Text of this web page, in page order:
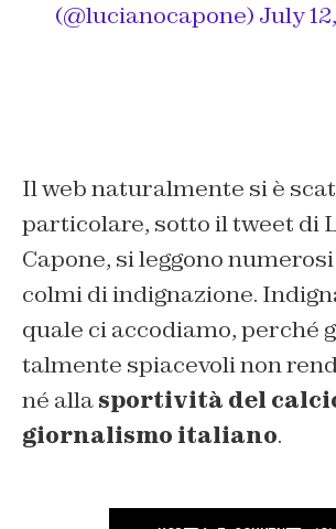
(@lucianocapone) July
Il web naturalmente si è
particolare, sotto il tweet di
Capone, si leggono
colmi di indignazione.
quale ci accodiamo, perché
talmente spiacevoli non
né allasportività del
giornalismo italiano.